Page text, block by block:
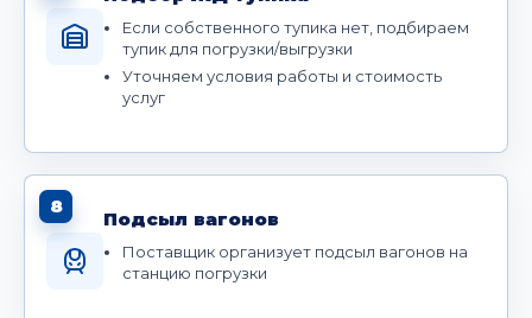
Если собственного тупика нет, подбираем
тупик для погрузки/выгрузки
Уточняем условия работы и стоимость
услуг
8
Подсыл вагонов
Поставщик организует подсыл вагонов на
станцию погрузки